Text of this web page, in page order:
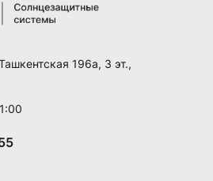
196а, 3 эт.,